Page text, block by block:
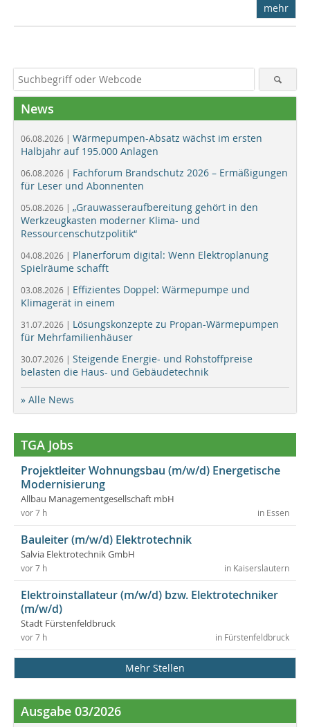
mehr
News
06.08.2026 | Wärmepumpen-Absatz wächst im ersten
Halbjahr auf 195.000 Anlagen
06.08.2026 | Fachforum Brandschutz 2026 – Ermäßigungen
für Leser und Abonnenten
05.08.2026 | „Grauwasseraufbereitung gehört in den
Werkzeugkasten moderner Klima- und
Ressourcenschutzpolitik“
04.08.2026 | Planerforum digital: Wenn Elektroplanung
Spielräume schafft
03.08.2026 | Effizientes Doppel: Wärmepumpe und
Klimagerät in einem
31.07.2026 | Lösungskonzepte zu Propan-Wärmepumpen
für Mehrfamilienhäuser
30.07.2026 | Steigende Energie- und Rohstoffpreise
belasten die Haus- und Gebäudetechnik
» Alle News
TGA Jobs
Projektleiter Wohnungsbau (m/w/d) Energetische
Modernisierung
Allbau Managementgesellschaft mbH
in Essen
vor 7 h
Bauleiter (m/w/d) Elektrotechnik
Salvia Elektrotechnik GmbH
in Kaiserslautern
vor 7 h
Elektroinstallateur (m/w/d) bzw. Elektrotechniker
(m/w/d)
Stadt Fürstenfeldbruck
in Fürstenfeldbruck
vor 7 h
Mehr Stellen
Ausgabe 03/2026